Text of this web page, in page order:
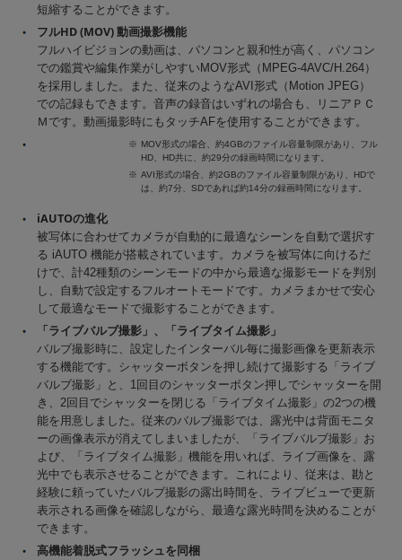
短縮することができます。
フルHD (MOV) 動画撮影機能
フルハイビジョンの動画は、パソコンと親和性が高く、パソコン
での鑑賞や編集作業がしやすいMOV形式（MPEG-4AVC/H.264）
を採用しました。また、従来のようなAVI形式（Motion JPEG）
での記録もできます。音声の録音はいずれの場合も、リニアＰＣ
Ｍです。動画撮影時にもタッチAFを使用することができます。
※ MOV形式の場合、約4GBのファイル容量制限があり、フル
HD、HD共に、約29分の録画時間になります。
※ AVI形式の場合、約2GBのファイル容量制限があり、HDで
は、約7分、SDであれば約14分の録画時間になります。
iAUTOの進化
被写体に合わせてカメラが自動的に最適なシーンを自動で選択す
る iAUTO 機能が搭載されています。カメラを被写体に向けるだ
けで、計42種類のシーンモードの中から最適な撮影モードを判別
し、自動で設定するフルオートモードです。カメラまかせで安心
して最適なモードで撮影することができます。
「ライブバルブ撮影」、「ライブタイム撮影」
バルブ撮影時に、設定したインターバル毎に撮影画像を更新表示
する機能です。シャッターボタンを押し続けて撮影する「ライブ
バルブ撮影」と、1回目のシャッターボタン押しでシャッターを開
き、2回目でシャッターを閉じる「ライブタイム撮影」の2つの機
能を用意しました。従来のバルブ撮影では、露光中は背面モニタ
ーの画像表示が消えてしまいましたが、「ライブバルブ撮影」お
よび、「ライブタイム撮影」機能を用いれば、ライブ画像を、露
光中でも表示させることができます。これにより、従来は、勘と
経験に頼っていたバルブ撮影の露出時間を、ライブビューで更新
表示される画像を確認しながら、最適な露光時間を決めることが
できます。
高機能着脱式フラッシュを同梱